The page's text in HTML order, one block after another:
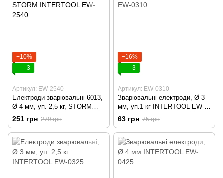
−10%
3
Артикул: EW-2540
Електроди зварювальні 6013,
Ø 4 мм, уп. 2,5 кг, STORM
INTERTOOL EW-2540
251 грн 279 грн
−16%
3
Артикул: EW-0310
Зварювальні електроди, Ø 3
мм, уп.1 кг INTERTOOL EW-
0310
63 грн 75 грн